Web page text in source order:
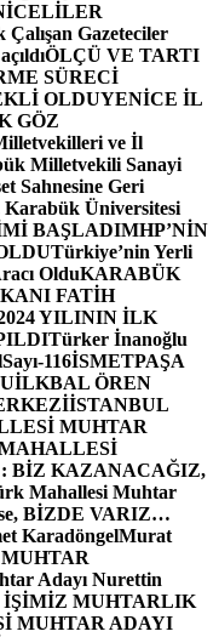
Çalışan Gazeteciler
ÖLÇÜ VE TARTI
SÜRECİ
OLDUYENİCE İL
GÖZ
ve İl
Milletvekili Sanayi
Sahnesine Geri
Üniversitesi
BAŞLADIMHP’NİN
Türkiye’nin Yerli
OlduKARABÜK
FATİH
YILININ İLK
Türker İnanoğlu
Sayı-116İSMETPAŞA
İLKBAL ÖREN
İSTANBUL
MUHTAR
BİZ KAZANACAĞIZ,
Mahallesi Muhtar
ise, BİZDE VARIZ…
KaradöngelMurat
Adayı Nurettin
İŞİMİZ MUHTARLIK
MUHTAR ADAYI